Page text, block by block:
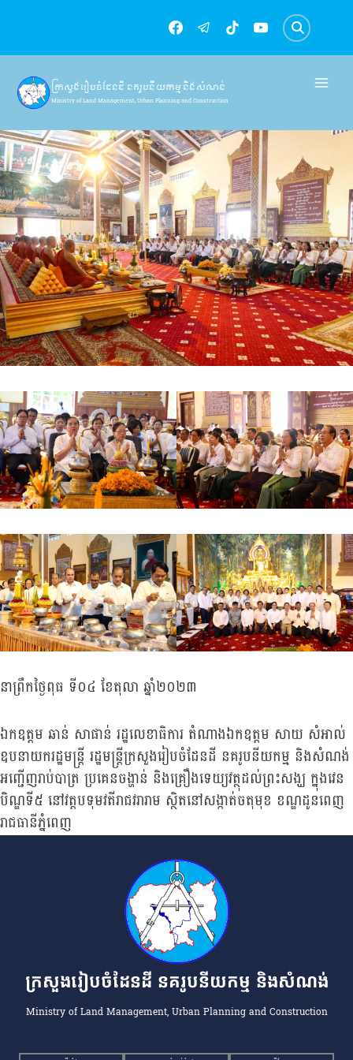
content
ក្រសួងរៀបចំដែនដី នគរូបនីយកម្ម និងសំណង់
Ministry of Land Management, Urban Planning and Construction
នាព្រឹកថ្ងៃពុធ ទី០៤ ខែតុលា​ ឆ្នាំ២០២៣
ឯកឧត្តម ឆាន់ សាផាន់ រដ្ឋលេខាធិការ តំណាងឯកឧត្តម សាយ សំអាល់
ឧបនាយករដ្ឋមន្ត្រី រដ្ឋមន្ត្រីក្រសួងរៀបចំដែនដី នគរូបនីយកម្ម និងសំណង់
អញ្ជើញរាប់បាត្រ ប្រគេនចង្ហាន់ និងគ្រឿងទេយ្យវត្ថុដល់ព្រះសង្ឃ ក្នុងវេន
បិណ្ឌទី៥ នៅវត្តបទុមវតីរាជវរារាម ស្ថិតនៅសង្កាត់ចតុមុខ ខណ្ឌដូនពេញ
រាជធានីភ្នំពេញ
ក្រសួងរៀបចំដែនដី នគរូបនីយកម្ម និងសំណង់
Ministry of Land Management, Urban Planning and Construction